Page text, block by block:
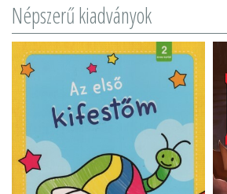
Népszerű kiadványok